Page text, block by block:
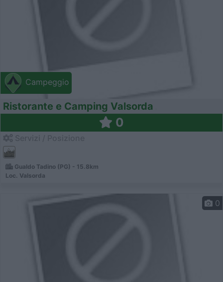
Campeggio
Ristorante e Camping Valsorda
0
Gualdo Tadino (PG) - 15.8km
Loc. Valsorda
0